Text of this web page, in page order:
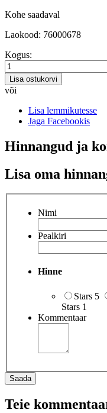
Kohe saadaval
Laokood: 76000678
Kogus:
Lisa ostukorvi
või
Lisa lemmikutesse
Jaga Facebookis
Hinnangud ja
Lisa oma
Nimi
Pealkiri
Hinne
Stars 5
Stars 1
Kommentaar
Saada
Teie